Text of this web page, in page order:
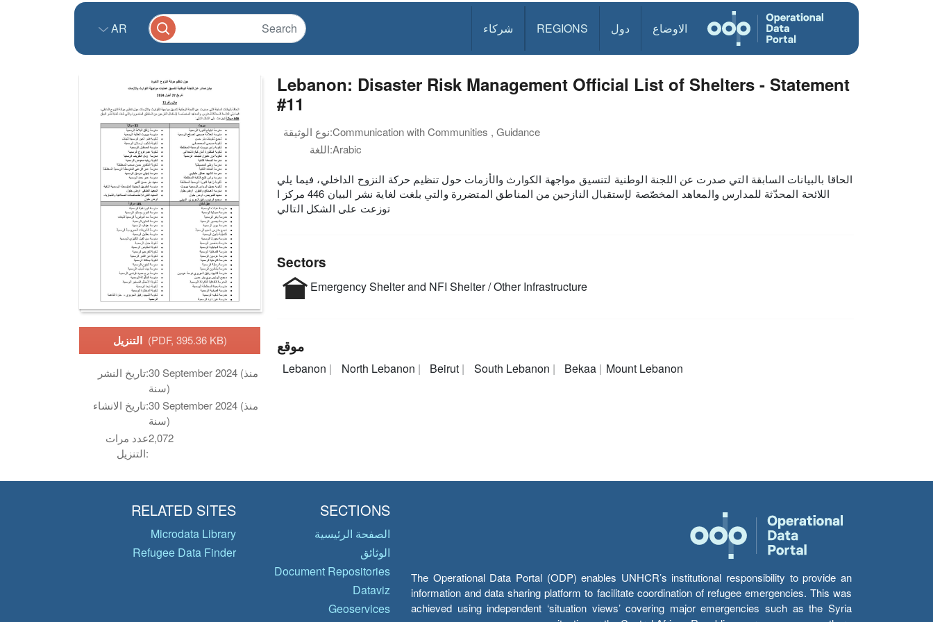
الاوضاع دول REGIONS شركاء AR
التنزيل (PDF, 395.36 KB)
تاريخ النشر:30 September 2024 (منذ
سنة)
تاريخ الانشاء:30 September 2024 (منذ
سنة)
عدد مرات
التنزيل:
2,072
Lebanon: Disaster Risk Management Official List of Shelters - Statement
#11
نوع الوثيقة:Communication with Communities , Guidance
اللغة:Arabic
الحاقا بالبيانات السابقة التي صدرت عن اللجنة الوطنية لتنسيق مواجهة الكوارث والأزمات حول تنظيم حركة النزوح الداخلي، فيما يلي
اللائحة المحدّثة للمدارس والمعاهد المخصّصة لإستقبال النازحين من المناطق المتضررة والتي بلغت لغاية نشر البيان 446 مركز ا
توزعت على الشكل التالي
Sectors
Emergency Shelter and NFI Shelter / Other Infrastructure
موقع
Lebanon North Lebanon Beirut South Lebanon Bekaa Mount Lebanon
The Operational Data Portal (ODP) enables UNHCR’s institutional responsibility to provide an
information and data sharing platform to facilitate coordination of refugee emergencies. This was
achieved using independent ‘situation views’ covering major emergencies such as the Syria
SECTIONS
الصفحة الرئيسية
الوثائق
Document Repositories
Dataviz
Geoservices
RELATED SITES
Microdata Library
Refugee Data Finder